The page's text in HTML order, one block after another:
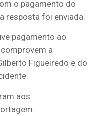
o pagamento do
resposta foi enviada.
pagamento ao
a
Figueiredo e do
aos